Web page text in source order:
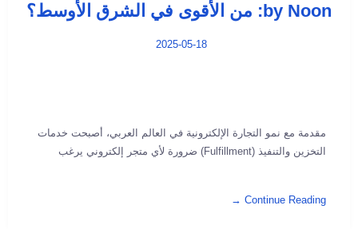
by Noon: من الأقوى في الشرق الأوسط؟
2025-05-18
مقدمة مع نمو التجارة الإلكترونية في العالم العربي، أصبحت خدمات
التخزين والتنفيذ (Fulfillment) ضرورة لأي متجر إلكتروني يرغب
Continue Reading →